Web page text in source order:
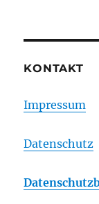
KONTAKT
Impressum
Datenschutz